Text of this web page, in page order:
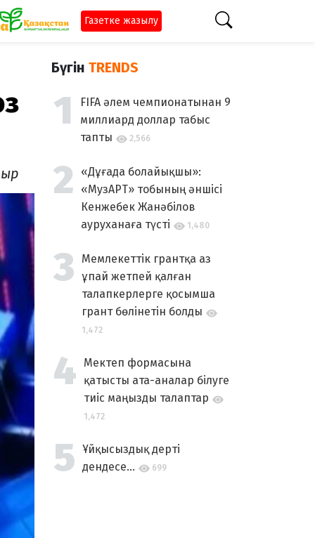
Газетке жазылу
Бүгін TRENDS
FIFA әлем чемпионатынан 9
миллиард доллар табыс
тапты
2,566
«Дұғада болайықшы»:
«МузАРТ» тобының әншісі
Кенжебек Жанәбілов
ауруханаға түсті
1,480
Мемлекеттік грантқа аз
ұпай жетпей қалған
талапкерлерге қосымша
грант бөлінетін болды
1,472
Мектеп формасына
қатысты ата-аналар білуге
тиіс маңызды талаптар
1,472
Ұйқысыздық дерті
дендесе...
699